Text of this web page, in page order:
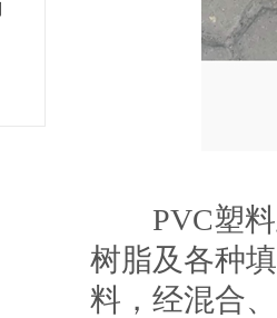
PVC塑料
树脂及各种
料，经混合